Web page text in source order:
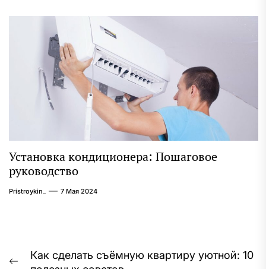
Установка кондиционера: Пошаговое
руководство
Pristroykin_ 7 Мая 2024
Навигация
Как сделать съёмную квартиру уютной: 10